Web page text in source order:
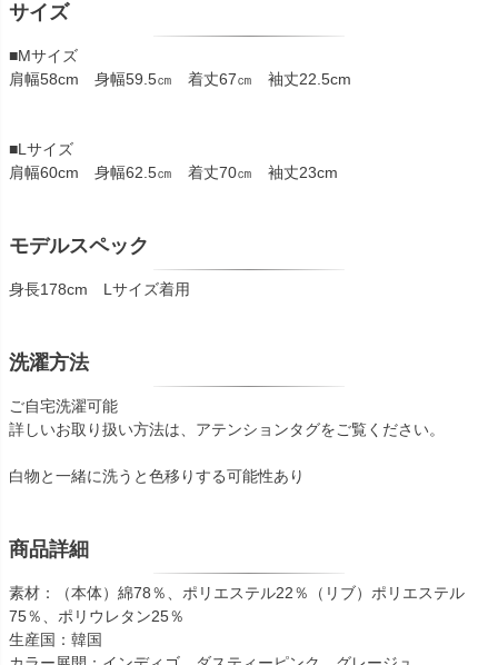
サイズ
■Mサイズ
肩幅58cm 身幅59.5㎝ 着丈67㎝ 袖丈22.5cm
■Lサイズ
肩幅60cm 身幅62.5㎝ 着丈70㎝ 袖丈23cm
モデルスペック
身長178cm Lサイズ着用
洗濯方法
ご自宅洗濯可能
詳しいお取り扱い方法は、アテンションタグをご覧ください。
白物と一緒に洗うと色移りする可能性あり
商品詳細
素材：（本体）綿78％、ポリエステル22％（リブ）ポリエステル
75％、ポリウレタン25％
生産国：韓国